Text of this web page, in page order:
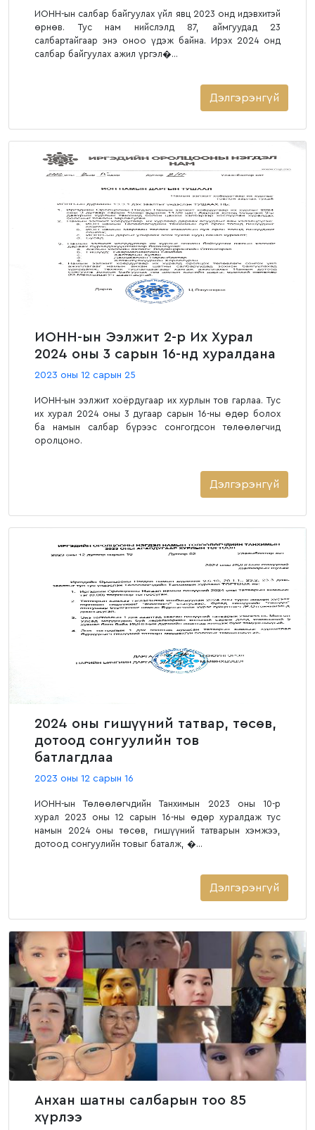
ИОНН-ын салбар байгуулах үйл явц 2023 онд идэвхитэй
өрнөв. Тус нам нийслэлд 87, аймгуудад 23
салбартайгаар энэ оноо үдэж байна. Ирэх 2024 онд
салбар байгуулах ажил үргэл�...
Дэлгэрэнгүй
ИОНН-ын Ээлжит 2-р Их Хурал
2024 оны 3 сарын 16-нд хуралдана
2023 оны 12 сарын 25
ИОНН-ын ээлжит хоёрдугаар их хурлын тов гарлаа. Тус
их хурал 2024 оны 3 дугаар сарын 16-ны өдөр болох
ба намын салбар бүрээс сонгогдсон төлөөлөгчид
оролцоно.
Дэлгэрэнгүй
2024 оны гишүүний татвар, төсөв,
дотоод сонгуулийн тов
батлагдлаа
2023 оны 12 сарын 16
ИОНН-ын Төлөөлөгчдийн Танхимын 2023 оны 10-р
хурал 2023 оны 12 сарын 16-ны өдөр хуралдаж тус
намын 2024 оны төсөв, гишүүний татварын хэмжээ,
дотоод сонгуулийн товыг баталж, �...
Дэлгэрэнгүй
Анхан шатны салбарын тоо 85
хүрлээ